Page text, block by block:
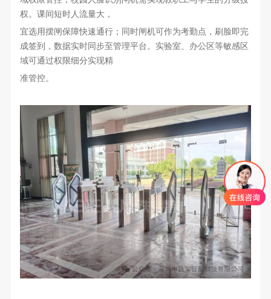
权。课间短时人流量大，
宜选用摆闸保障快速通行；同时闸机可作为考勤点，刷脸即完
成签到，数据实时同步至管理平台。实验室、办公区等敏感区
域可通过权限细分实现精
准管控。